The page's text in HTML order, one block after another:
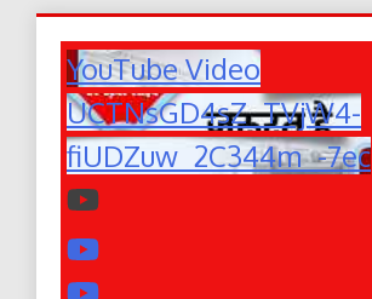
YouTube Video
UCTNsGD4sZ_TVjW4-
fiUDZuw_2C344m_-7ec